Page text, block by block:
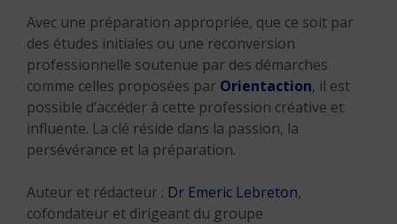
Avec une préparation appropriée, que ce soit par
des études initiales ou une reconversion
professionnelle soutenue par des démarches
comme celles proposées par Orientaction, il est
possible d’accéder à cette profession créative et
influente. La clé réside dans la passion, la
persévérance et la préparation.
Auteur et rédacteur : Dr Emeric Lebreton,
cofondateur et dirigeant du groupe